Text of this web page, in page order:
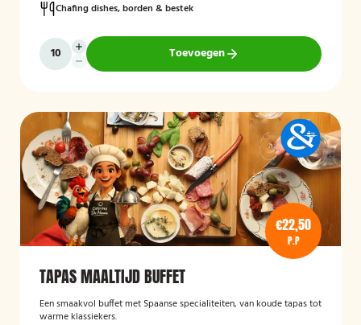
Chafing dishes, borden & bestek
Toevoegen
€22,50
P.P
TAPAS MAALTIJD BUFFET
Een smaakvol buffet met Spaanse specialiteiten, van koude tapas tot
warme klassiekers.